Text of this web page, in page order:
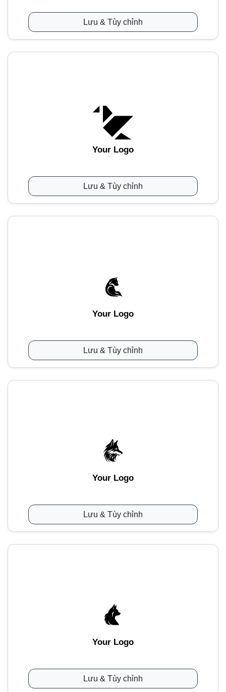
Lưu & Tùy chỉnh
Your Logo
Lưu & Tùy chỉnh
Your Logo
Lưu & Tùy chỉnh
Your Logo
Lưu & Tùy chỉnh
Your Logo
Lưu & Tùy chỉnh